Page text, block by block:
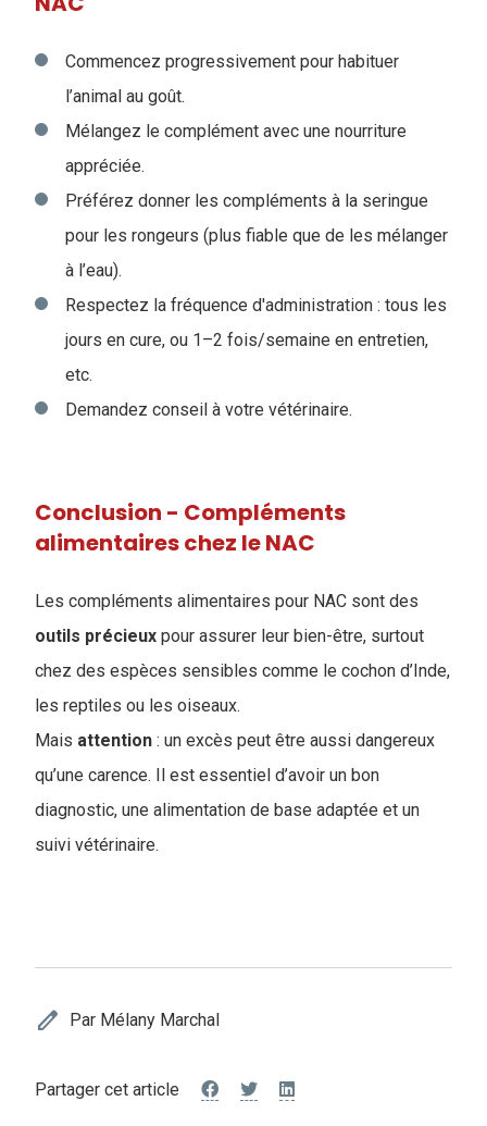
Commencez progressivement pour habituer
l’animal au goût.
Mélangez le complément avec une nourriture
appréciée.
Préférez donner les compléments à la seringue
pour les rongeurs (plus fiable que de les mélanger
à l’eau).
Respectez la fréquence d'administration : tous les
jours en cure, ou 1–2 fois/semaine en entretien,
etc.
Demandez conseil à votre vétérinaire.
Conclusion - Compléments
alimentaires chez le NAC
Les compléments alimentaires pour NAC sont des
outils précieux pour assurer leur bien-être, surtout
chez des espèces sensibles comme le cochon d’Inde,
les reptiles ou les oiseaux.
Mais attention : un excès peut être aussi dangereux
qu’une carence. Il est essentiel d’avoir un bon
diagnostic, une alimentation de base adaptée et un
suivi vétérinaire.
edit Par Mélany Marchal
Partager cet article